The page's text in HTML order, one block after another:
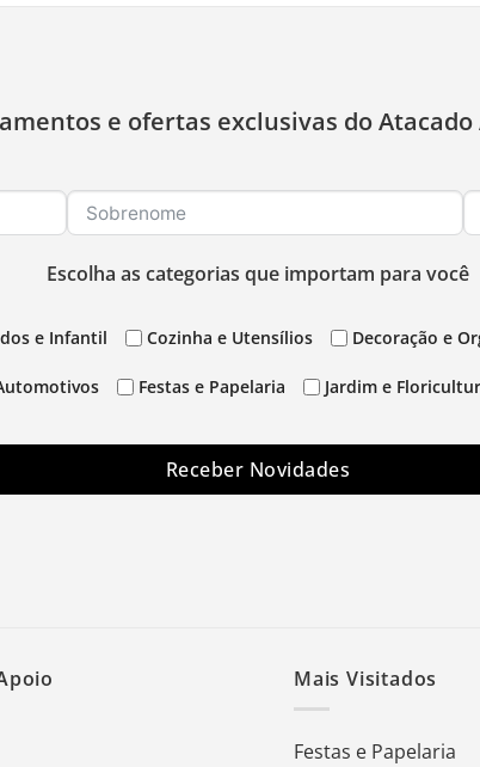
e ofertas exclusivas do
Escolha as categorias que importam para você
e Infantil Cozinha e Utensílios Decoração e
Festas e Papelaria Jardim e
Receber Novidades
Mais Visitados
Festas e Papelaria